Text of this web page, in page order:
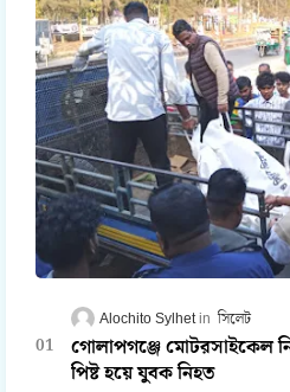
Alochito Sylhet সিলেট
গোলাপগঞ্জে মোটরসাইকেল
পিষ্ট হয়ে যুবক নিহত